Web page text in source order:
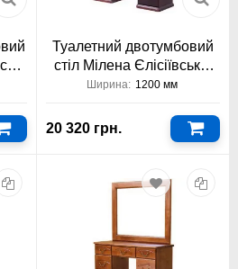
Туалетний двотумбовий
стіл Мілена Єлісіївська-
Меблі™
Ширина: 1200 мм
20 320 грн.